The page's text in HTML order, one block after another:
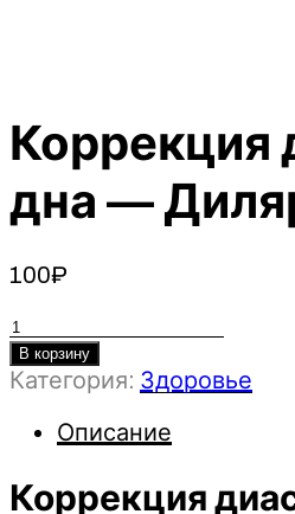
Коррекция
дна —
100₽
Количество
товара
Коррекция
восстановление
мышц
В корзину
Категория: Здоровье
Описание
Коррекция